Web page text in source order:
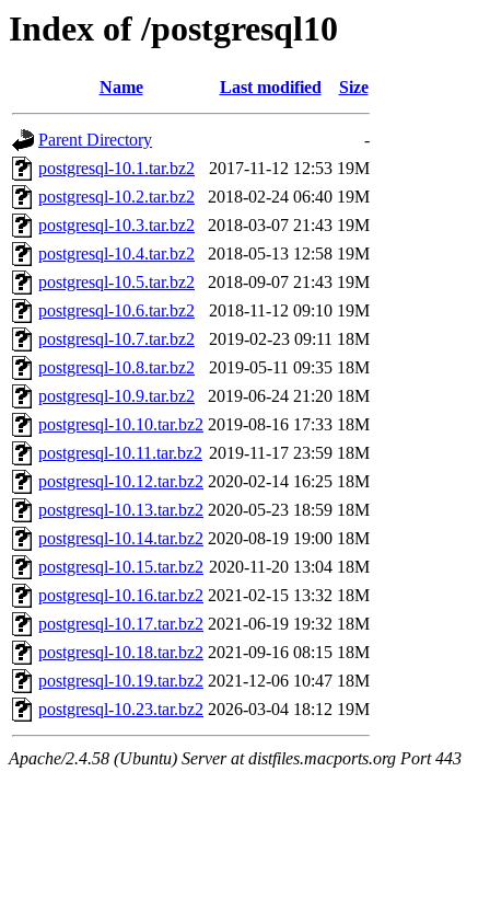
Index of /postgresql10
Name Last modified Size
Parent Directory
-
postgresql-10.1.tar.bz2
2017-11-12 12:53 19M
postgresql-10.2.tar.bz2
2018-02-24 06:40 19M
postgresql-10.3.tar.bz2
2018-03-07 21:43 19M
postgresql-10.4.tar.bz2
2018-05-13 12:58 19M
postgresql-10.5.tar.bz2
2018-09-07 21:43 19M
postgresql-10.6.tar.bz2
2018-11-12 09:10 19M
postgresql-10.7.tar.bz2
2019-02-23 09:11 18M
postgresql-10.8.tar.bz2
2019-05-11 09:35 18M
postgresql-10.9.tar.bz2
2019-06-24 21:20 18M
postgresql-10.10.tar.bz2 2019-08-16 17:33 18M
postgresql-10.11.tar.bz2 2019-11-17 23:59 18M
postgresql-10.12.tar.bz2 2020-02-14 16:25 18M
postgresql-10.13.tar.bz2 2020-05-23 18:59 18M
postgresql-10.14.tar.bz2 2020-08-19 19:00 18M
postgresql-10.15.tar.bz2 2020-11-20 13:04 18M
postgresql-10.16.tar.bz2 2021-02-15 13:32 18M
postgresql-10.17.tar.bz2 2021-06-19 19:32 18M
postgresql-10.18.tar.bz2 2021-09-16 08:15 18M
postgresql-10.19.tar.bz2 2021-12-06 10:47 18M
postgresql-10.23.tar.bz2 2026-03-04 18:12 19M
Apache/2.4.58 (Ubuntu) Server at distfiles.macports.org Port 443